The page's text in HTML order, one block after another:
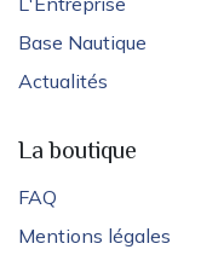
Base Nautique
Actualités
La boutique
FAQ
Mentions légales